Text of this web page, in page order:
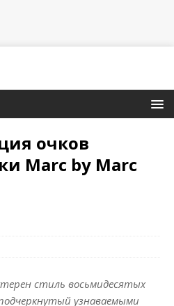
очков
Marc by Marc
стиль восьмидесятых
узнаваемыми